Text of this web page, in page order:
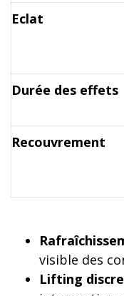
Eclat
Durée des effets
Recouvrement
visible des
Lifting